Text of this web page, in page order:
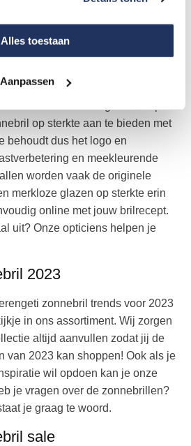
Alles toestaan
Aanpassen
merken van de industrie
Serengeti is groot
kijken voor de
op sterkte aan te bieden met
behoudt dus het logo en
en meekleurende
worden vaak de originele
merkloze glazen op sterkte erin
online met jouw brilrecept.
uit? Onze opticiens helpen je
2023
zonnebril trends voor 2023
in ons assortiment. Wij zorgen
altijd aanvullen zodat jij de
van 2023 kan shoppen! Ook als je
wil opdoen kan je onze
je vragen over de zonnebrillen?
je graag te woord.
sale